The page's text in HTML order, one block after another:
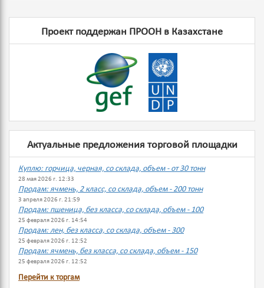
Проект поддержан ПРООН в Казахстане
Актуальные предложения торговой площадки
Куплю: горчица, черная, со склада, объем - от 30 тонн
28 мая 2026 г. 12:33
Продам: ячмень, 2 класс, со склада, объем - 200 тонн
3 апреля 2026 г. 21:59
Продам: пшеница, без класса, со склада, объем - 100
25 февраля 2026 г. 14:54
Продам: лен, без класса, со склада, объем - 300
25 февраля 2026 г. 12:52
Продам: ячмень, без класса, со склада, объем - 150
25 февраля 2026 г. 12:52
Перейти к торгам